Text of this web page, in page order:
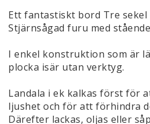
Ett fantastiskt bord Tre sekel
Stjärnsågad furu med
I enkel konstruktion som är
plocka isär utan verktyg.
Landala i ek kalkas först för
ljushet och för att förhindra
Därefter lackas, oljas eller